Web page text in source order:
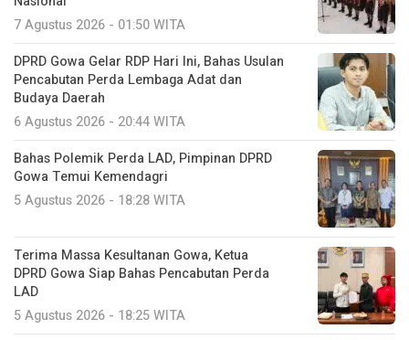
7 Agustus 2026 - 01:50 WITA
DPRD Gowa Gelar RDP Hari Ini, Bahas Usulan
Pencabutan Perda Lembaga Adat dan
Budaya Daerah
6 Agustus 2026 - 20:44 WITA
Bahas Polemik Perda LAD, Pimpinan DPRD
Gowa Temui Kemendagri
5 Agustus 2026 - 18:28 WITA
Terima Massa Kesultanan Gowa, Ketua
DPRD Gowa Siap Bahas Pencabutan Perda
LAD
5 Agustus 2026 - 18:25 WITA